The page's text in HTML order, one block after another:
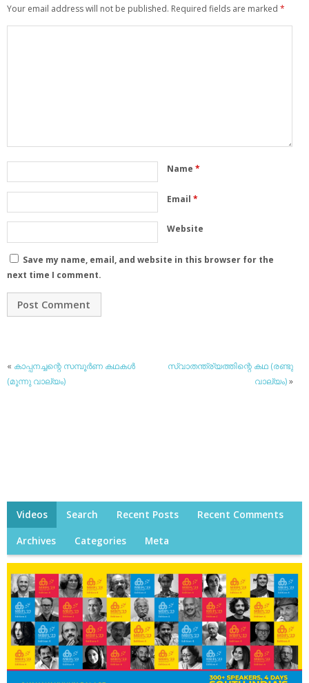
Your email address will not be published. Required fields are marked *
Name *
Email *
Website
Save my name, email, and website in this browser for the
next time I comment.
« കാപ്പനച്ചന്റെ സമ്പൂര്‍ണ കഥകള്‍
(മൂന്നു വാല്യം)
സ്വാതന്ത്ര്യത്തിന്റെ കഥ (രണ്ടു
വാല്യം)»
Videos Search Recent Posts Recent Comments
Archives Categories Meta